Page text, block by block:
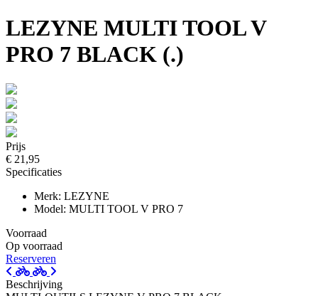
LEZYNE MULTI TOOL V
PRO 7 BLACK (.)
Prijs
€ 21,95
Specificaties
Merk: LEZYNE
Model: MULTI TOOL V PRO 7
Voorraad
Op voorraad
Reserveren
Beschrijving